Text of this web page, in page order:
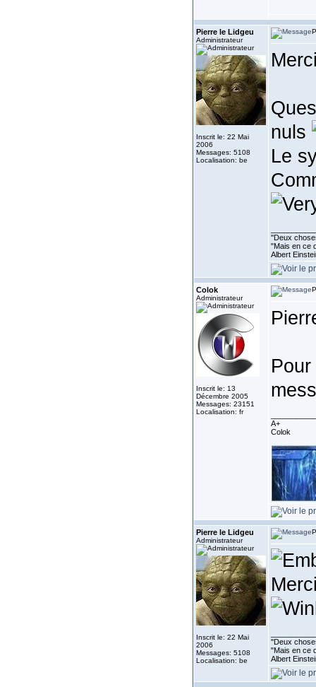
Pierre le Lidgeu
Administrateur
Inscrit le: 22 Mai
2006
Messages: 5108
Localisation: be
nuls
Le
''Deux
"Mais en ce
Albert
Colok
Administrateur
Inscrit le: 13
Décembre 2005
Messages: 23151
Localisation: fr
A+
Colok
Pierre le Lidgeu
Administrateur
Inscrit le: 22 Mai
2006
Messages: 5108
Localisation: be
''Deux
"Mais en ce
Albert